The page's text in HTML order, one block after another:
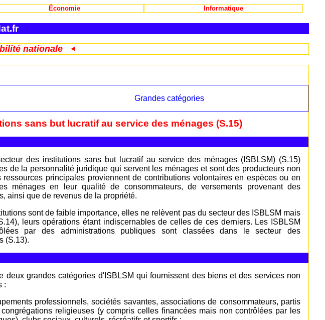
Économie Informatique
nationale
Grandes catégories
sans but lucratif au service des ménages (S.15)
des institutions sans but lucratif au service des ménages (ISBLSM) (S.15)
de la personnalité juridique qui servent les ménages et sont des producteurs non
ressources principales proviennent de contributions volontaires en espèces ou en
ménages en leur qualité de consommateurs, de versements provenant des
ainsi que de revenus de la propriété.
sont de faible importance, elles ne relèvent pas du secteur des ISBLSM mais
leurs opérations étant indiscernables de celles de ces derniers. Les ISBLSM
par des administrations publiques sont classées dans le secteur des
(S.13).
deux grandes catégories d'ISBLSM qui fournissent des biens et des services non
:
professionnels, sociétés savantes, associations de consommateurs, partis
religieuses (y compris celles financées mais non contrôlées par les